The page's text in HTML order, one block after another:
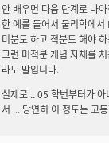
안 배우면 다음 단계로 나
한 예를 들어서 물리학에
미분도 하고 적분도 해야
그런 미적분 개념 자체를
라도 말입니다.
실제로 .. 05 학번부터가
서 ... 당연히 이 정도는 고